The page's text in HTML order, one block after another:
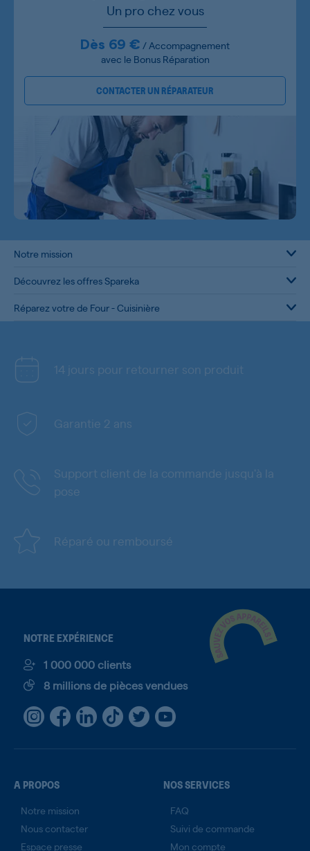
Un pro chez vous
Dès 69 € / Accompagnement
avec le Bonus Réparation
CONTACTER UN RÉPARATEUR
Notre mission
Découvrez les offres Spareka
Réparez votre de Four - Cuisinière
14 jours pour retourner son produit
Garantie 2 ans
Support client de la commande jusqu'à la
pose
Réparé ou remboursé
NOTRE EXPÉRIENCE
1 000 000 clients
8 millions de pièces vendues
A PROPOS
Notre mission
Nous contacter
Espace presse
NOS SERVICES
FAQ
Suivi de commande
Mon compte